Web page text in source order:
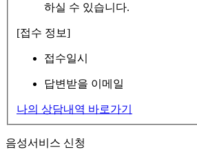
하실 수 있습니다.
[접수 정보]
접수일시
답변받을 이메일
나의 상담내역 바로가기
음성서비스 신청